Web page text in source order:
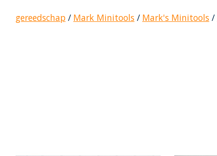
gereedschap / Mark Minitools / Mark's Minitools /